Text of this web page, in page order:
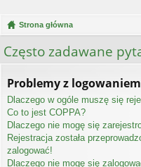
Strona główna
Często zadawane
Problemy z
Dlaczego w ogóle muszę się
Co to jest COPPA?
Dlaczego nie mogę się
Rejestracja została
zalogować!
Dlaczego nie mogę się